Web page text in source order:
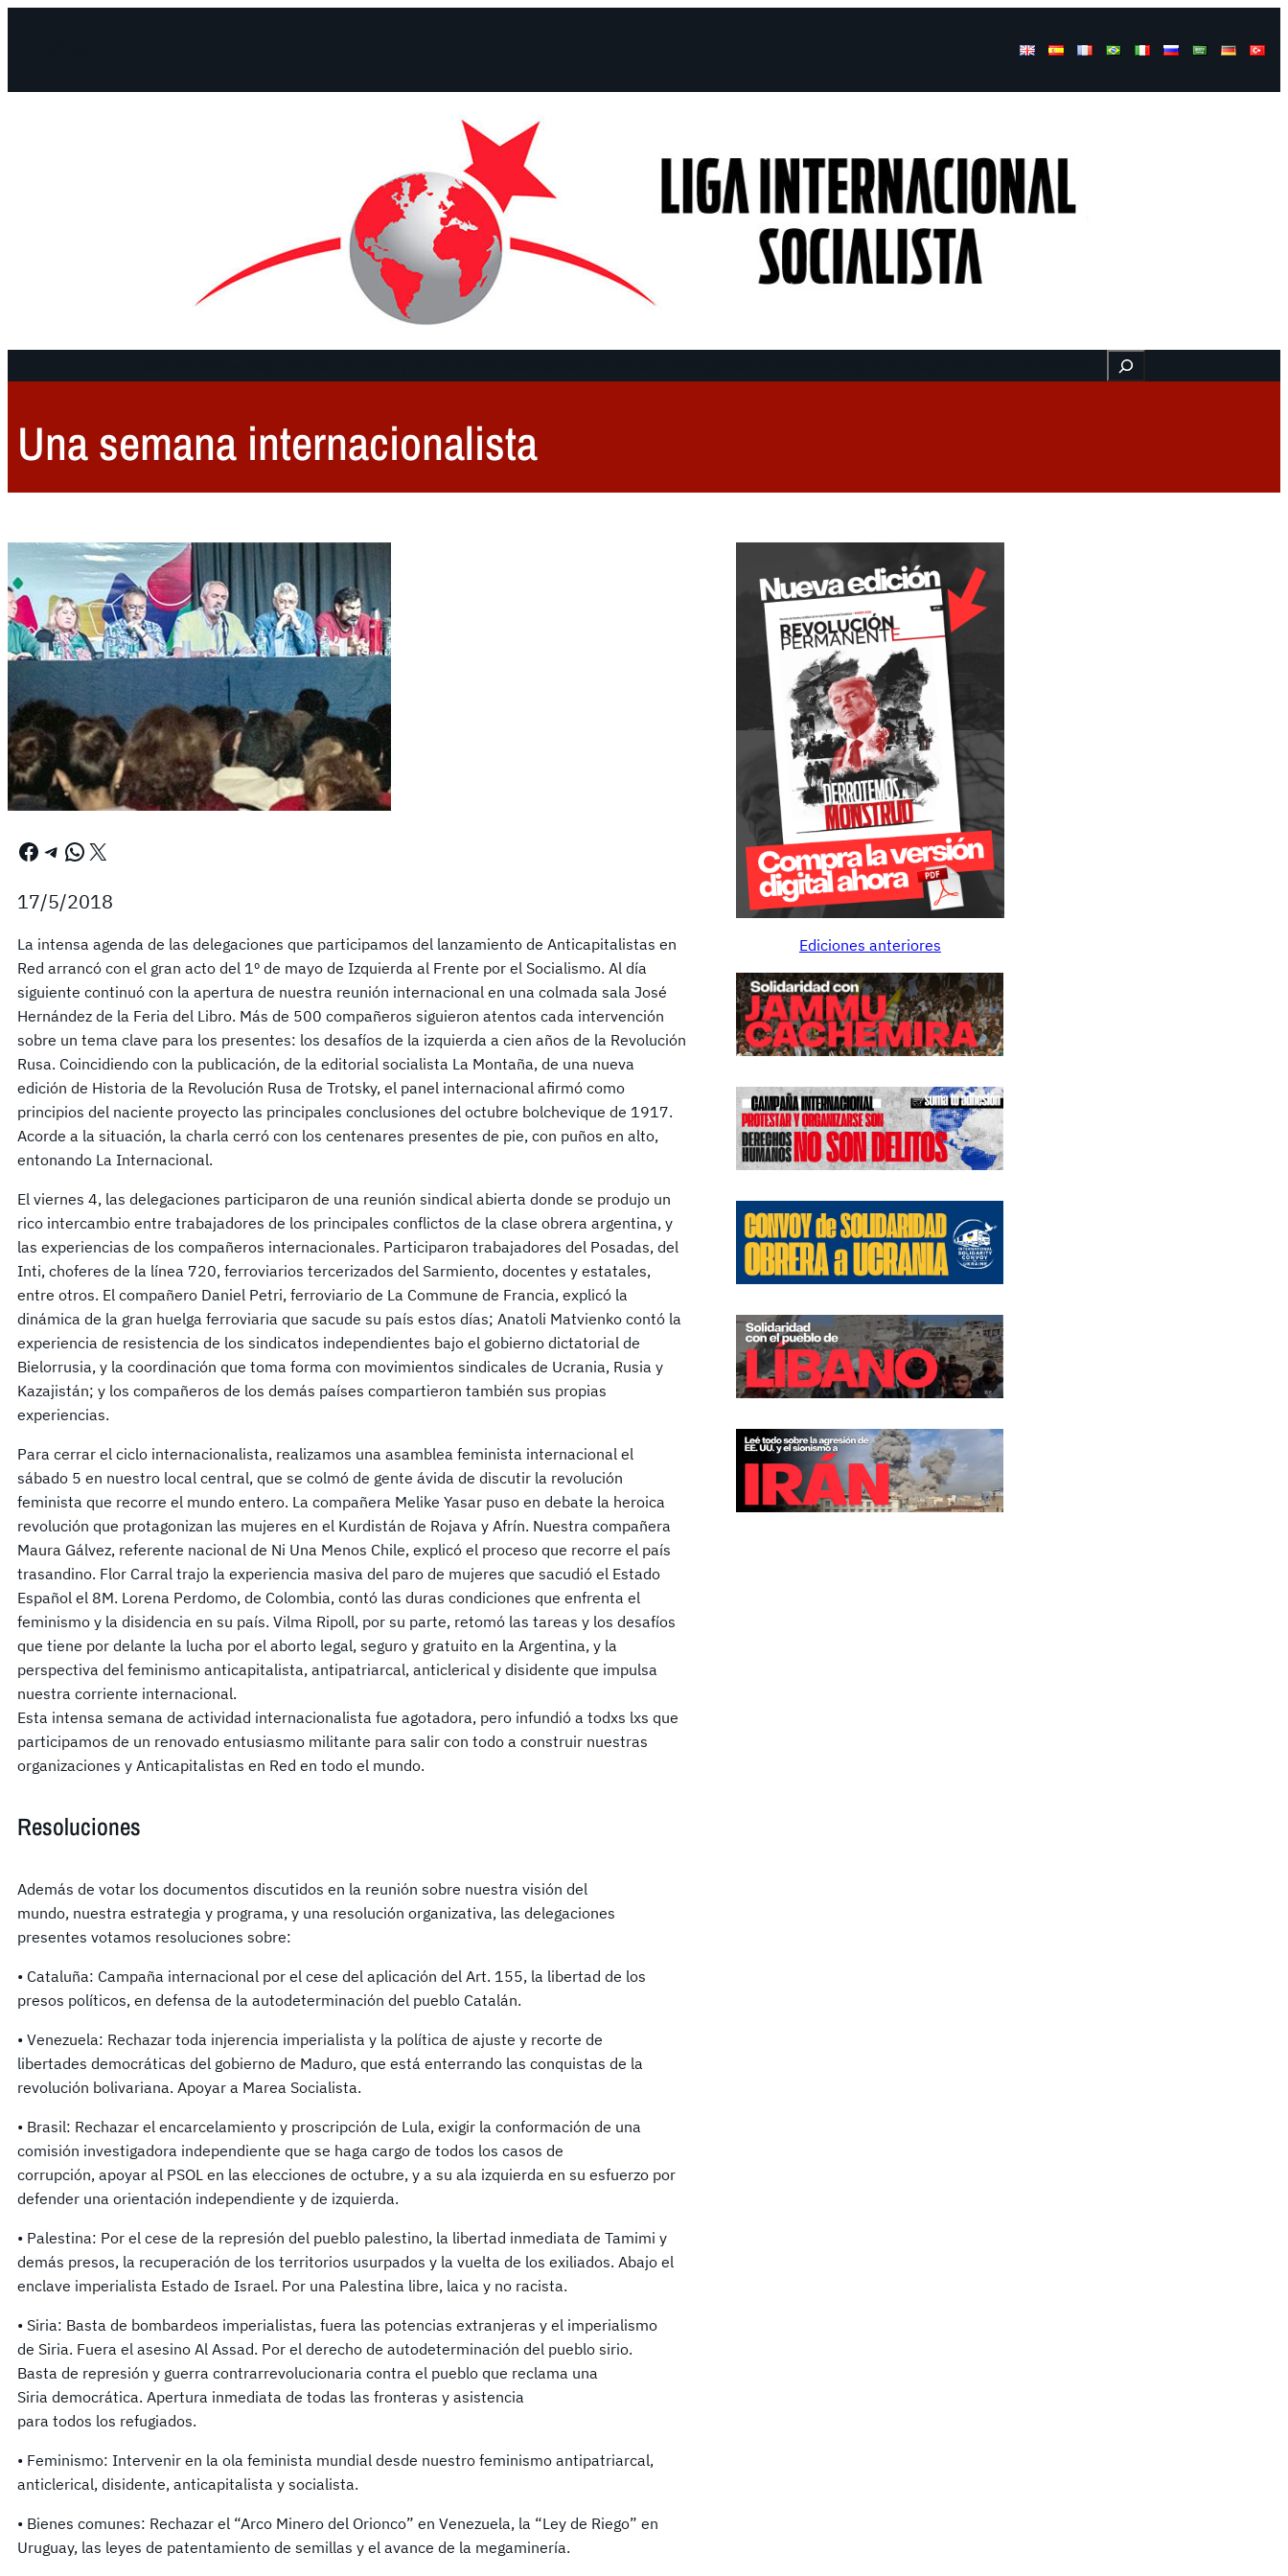
Buscar
Una semana internacionalista
Facebook Telegram WhatsApp X
17/5/2018
La intensa agenda de las delegaciones que participamos del lanzamiento de Anticapitalistas en
Red arrancó con el gran acto del 1º de mayo de Izquierda al Frente por el Socialismo. Al día
siguiente continuó con la apertura de nuestra reunión internacional en una colmada sala José
Hernández de la Feria del Libro. Más de 500 compañeros siguieron atentos cada intervención
sobre un tema clave para los presentes: los desafíos de la izquierda a cien años de la Revolución
Rusa. Coincidiendo con la publicación, de la editorial socialista La Montaña, de una nueva
edición de Historia de la Revolución Rusa de Trotsky, el panel internacional afirmó como
principios del naciente proyecto las principales conclusiones del octubre bolchevique de 1917.
Acorde a la situación, la charla cerró con los centenares presentes de pie, con puños en alto,
entonando La Internacional.
El viernes 4, las delegaciones participaron de una reunión sindical abierta donde se produjo un
rico intercambio entre trabajadores de los principales conflictos de la clase obrera argentina, y
las experiencias de los compañeros internacionales. Participaron trabajadores del Posadas, del
Inti, choferes de la línea 720, ferroviarios tercerizados del Sarmiento, docentes y estatales,
entre otros. El compañero Daniel Petri, ferroviario de La Commune de Francia, explicó la
dinámica de la gran huelga ferroviaria que sacude su país estos días; Anatoli Matvienko contó la
experiencia de resistencia de los sindicatos independientes bajo el gobierno dictatorial de
Bielorrusia, y la coordinación que toma forma con movimientos sindicales de Ucrania, Rusia y
Kazajistán; y los compañeros de los demás países compartieron también sus propias
experiencias.
Para cerrar el ciclo internacionalista, realizamos una asamblea feminista internacional el
sábado 5 en nuestro local central, que se colmó de gente ávida de discutir la revolución
feminista que recorre el mundo entero. La compañera Melike Yasar puso en debate la heroica
revolución que protagonizan las mujeres en el Kurdistán de Rojava y Afrín. Nuestra compañera
Maura Gálvez, referente nacional de Ni Una Menos Chile, explicó el proceso que recorre el país
trasandino. Flor Carral trajo la experiencia masiva del paro de mujeres que sacudió el Estado
Español el 8M. Lorena Perdomo, de Colombia, contó las duras condiciones que enfrenta el
feminismo y la disidencia en su país. Vilma Ripoll, por su parte, retomó las tareas y los desafíos
que tiene por delante la lucha por el aborto legal, seguro y gratuito en la Argentina, y la
perspectiva del feminismo anticapitalista, antipatriarcal, anticlerical y disidente que impulsa
nuestra corriente internacional.
Esta intensa semana de actividad internacionalista fue agotadora, pero infundió a todxs lxs que
participamos de un renovado entusiasmo militante para salir con todo a construir nuestras
organizaciones y Anticapitalistas en Red en todo el mundo.
Resoluciones
Además de votar los documentos discutidos en la reunión sobre nuestra visión del
mundo, nuestra estrategia y programa, y una resolución organizativa, las delegaciones
presentes votamos resoluciones sobre:
• Cataluña: Campaña internacional por el cese del aplicación del Art. 155, la libertad de los
presos políticos, en defensa de la autodeterminación del pueblo Catalán.
• Venezuela: Rechazar toda injerencia imperialista y la política de ajuste y recorte de
libertades democráticas del gobierno de Maduro, que está enterrando las conquistas de la
revolución bolivariana. Apoyar a Marea Socialista.
• Brasil: Rechazar el encarcelamiento y proscripción de Lula, exigir la conformación de una
comisión investigadora independiente que se haga cargo de todos los casos de
corrupción, apoyar al PSOL en las elecciones de octubre, y a su ala izquierda en su esfuerzo por
defender una orientación independiente y de izquierda.
• Palestina: Por el cese de la represión del pueblo palestino, la libertad inmediata de Tamimi y
demás presos, la recuperación de los territorios usurpados y la vuelta de los exiliados. Abajo el
enclave imperialista Estado de Israel. Por una Palestina libre, laica y no racista.
• Siria: Basta de bombardeos imperialistas, fuera las potencias extranjeras y el imperialismo
de Siria. Fuera el asesino Al Assad. Por el derecho de autodeterminación del pueblo sirio.
Basta de represión y guerra contrarrevolucionaria contra el pueblo que reclama una
Siria democrática. Apertura inmediata de todas las fronteras y asistencia
para todos los refugiados.
• Feminismo: Intervenir en la ola feminista mundial desde nuestro feminismo antipatriarcal,
anticlerical, disidente, anticapitalista y socialista.
• Bienes comunes: Rechazar el “Arco Minero del Orionco” en Venezuela, la “Ley de Riego” en
Uruguay, las leyes de patentamiento de semillas y el avance de la megaminería.
Ediciones anteriores